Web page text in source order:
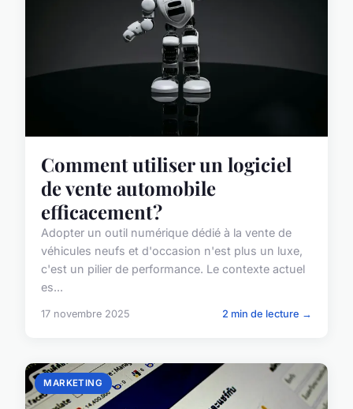
Comment utiliser un logiciel
de vente automobile
efficacement ?
Adopter un outil numérique dédié à la vente de
véhicules neufs et d'occasion n'est plus un luxe,
c'est un pilier de performance. Le contexte actuel
es...
17 novembre 2025 2 min de lecture →
MARKETING